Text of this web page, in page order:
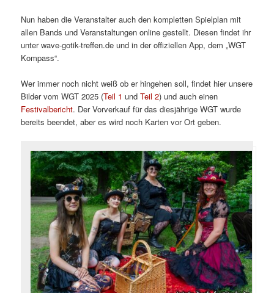
Nun haben die Veranstalter auch den kompletten Spielplan mit
allen Bands und Veranstaltungen online gestellt. Diesen findet ihr
unter wave-gotik-treffen.de und in der offiziellen App, dem „WGT
Kompass“.
Wer immer noch nicht weiß ob er hingehen soll, findet hier unsere
Bilder vom WGT 2025 (Teil 1 undTeil 2) und auch einen
Festivalbericht. Der Vorverkauf für das diesjährige WGT wurde
bereits beendet, aber es wird noch Karten vor Ort geben.